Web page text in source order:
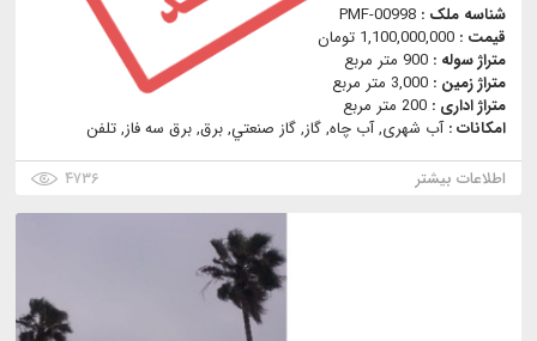
شناسه ملک : PMF-00998
قیمت : 1,100,000,000 تومان
متراژ سوله : 900 متر مربع
متراژ زمین : 3,000 متر مربع
متراژ اداری : 200 متر مربع
امکانات :آب شهری, آب چاه, گاز, گاز صنعتي, برق, برق سه فاز, تلفن
اطلاعات بیشتر
۴۷۳۶